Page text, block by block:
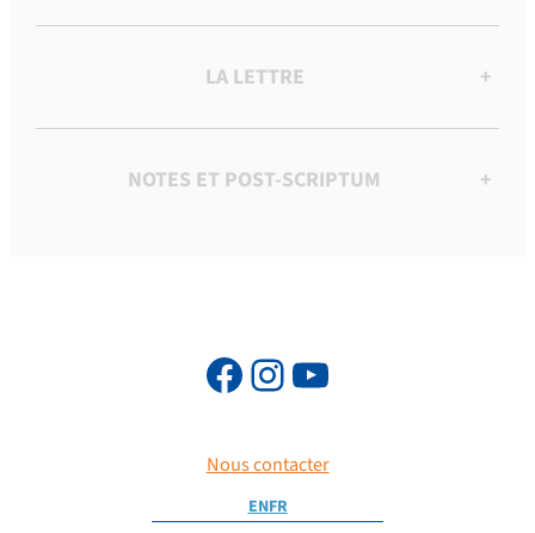
LA LETTRE +
NOTES ET POST-SCRIPTUM +
Nous contacter
ENFR